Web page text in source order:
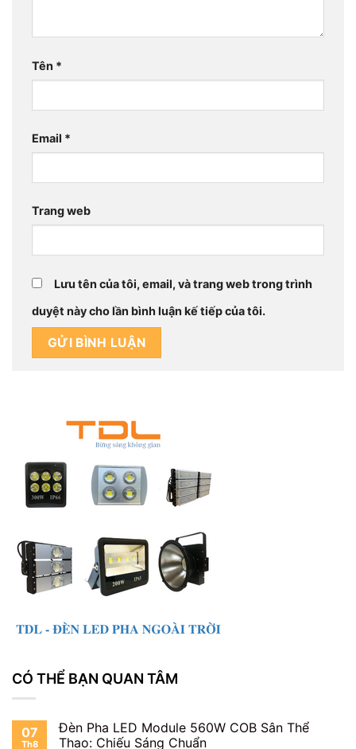
Tên *
Email *
Trang web
Lưu tên của tôi, email, và trang web trong trình
duyệt này cho lần bình luận kế tiếp của tôi.
CÓ THỂ BẠN QUAN TÂM
07
Th8
Đèn Pha LED Module 560W COB Sân Thể
Thao: Chiếu Sáng Chuẩn